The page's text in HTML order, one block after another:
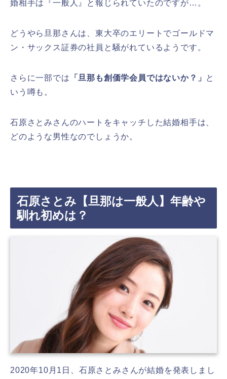
婚相手は『一般人』と報じられていたのですが…。
どうやら旦那さんは、東大卒のエリートでゴールドマ
ン・サックス証券の社員と騒がれているようです。
さらに一部では 「旦那も創価学会員ではないか？」 と
いう噂も。
石原さとみさんのハートをキャッチした結婚相手は、
どのような男性なのでしょうか。
石原さとみ【旦那は一般人】年齢や
馴れ初めは？
2020年10月1日、石原さとみさんが結婚を発表しまし